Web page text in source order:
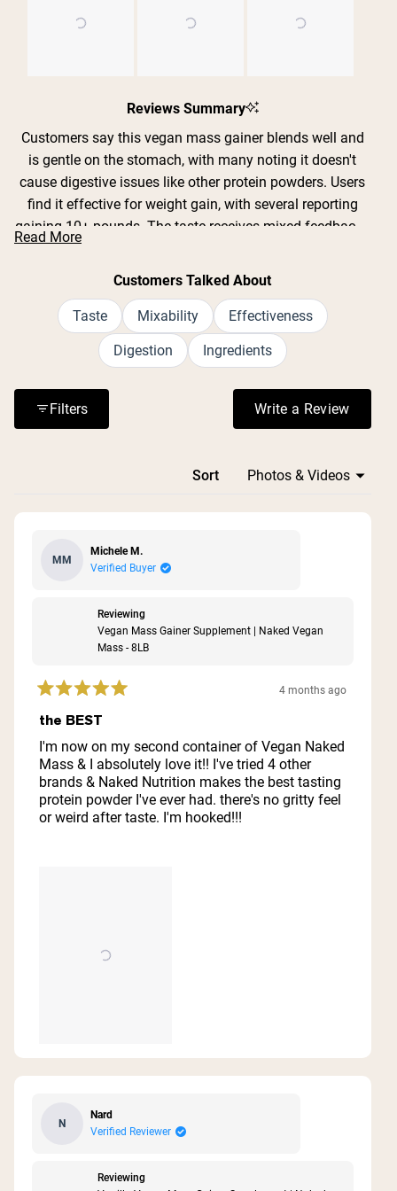
selected
Reviews Summary
Customers say this vegan mass gainer blends well and
is gentle on the stomach, with many noting it doesn't
cause digestive issues like other protein powders. Users
find it effective for weight gain, with several reporting
gaining 10+ pounds. The taste receives mixed feedback -
some love the chocolate flavor while others find it bland
or gritty, though many appreciate that the unflavored
complaints include confusion about serving size
changes and the high cost per serving. Many customers
with lactose intolerance or dietary restrictions praise it as
bottles and stays fresh when prepared ahead of time.
Read More
Customers Talked About
Taste Mixability Effectiveness
Digestion Ingredients
Filters Write a Review
(Opens in a
Sort
MM
Michele M.
Verified Buyer
Reviewing
Vegan Mass Gainer Supplement | Naked Vegan
Mass - 8LB
Rated
5
out
of
5
stars
4 months ago
the BEST
I'm now on my second container of Vegan Naked
Mass & I absolutely love it!! I've tried 4 other
brands & Naked Nutrition makes the best tasting
protein powder I've ever had. there's no gritty feel
or weird after taste. I'm hooked!!!
N
Nard
Verified Reviewer
Reviewing
Loading...